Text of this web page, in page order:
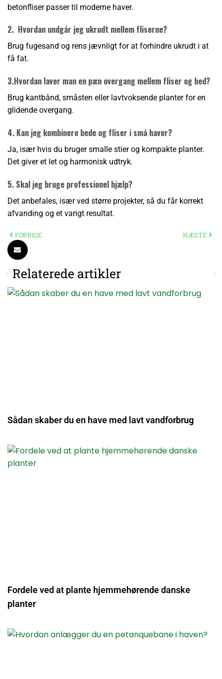
betonfliser passer til moderne haver.
2. Hvordan undgår jeg ukrudt mellem fliserne?
Brug fugesand og rens jævnligt for at forhindre ukrudt i at
få fat.
3.Hvordan laver man en pæn overgang mellem fliser og bed?
Brug kantbånd, småsten eller lavtvoksende planter for en
glidende overgang.
4. Kan jeg kombinere bede og fliser i små haver?
Ja, især hvis du bruger smalle stier og kompakte planter.
Det giver et let og harmonisk udtryk.
5. Skal jeg bruge professionel hjælp?
Det anbefales, især ved større projekter, så du får korrekt
afvanding og et varigt resultat.
FORRIGE NÆSTE
Relaterede artikler
Sådan skaber du en have med lavt vandforbrug
Fordele ved at plante hjemmehørende danske
planter